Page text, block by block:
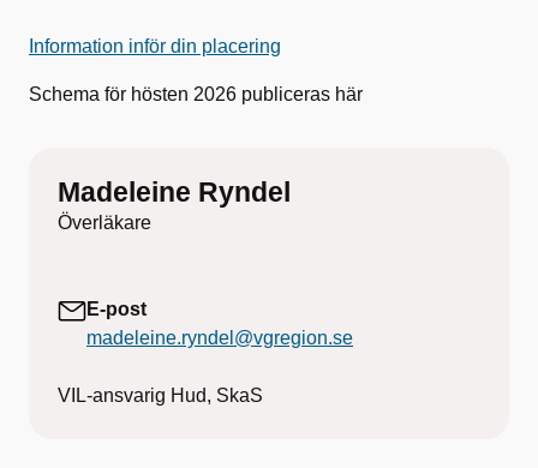
Information inför din placering
Schema för hösten 2026 publiceras här
Madeleine Ryndel
Överläkare
E-post
madeleine.ryndel@vgregion.se
VIL-ansvarig Hud, SkaS